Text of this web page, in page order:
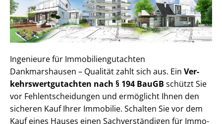
Ingenieure für Im­mo­bi­li­en­gut­ach­ten
Dankmarshausen – Qualität zahlt sich aus. Ein Ver­
kehrs­wert­gut­ach­ten nach § 194 BauGB schützt Sie
vor Fehl­ent­schei­dun­gen und ermöglicht Ihnen den
sicheren Kauf Ihrer Immobilie. Schalten Sie vor dem
Kauf eines Hauses einen Sach­ver­stän­di­gen für Im­mo­